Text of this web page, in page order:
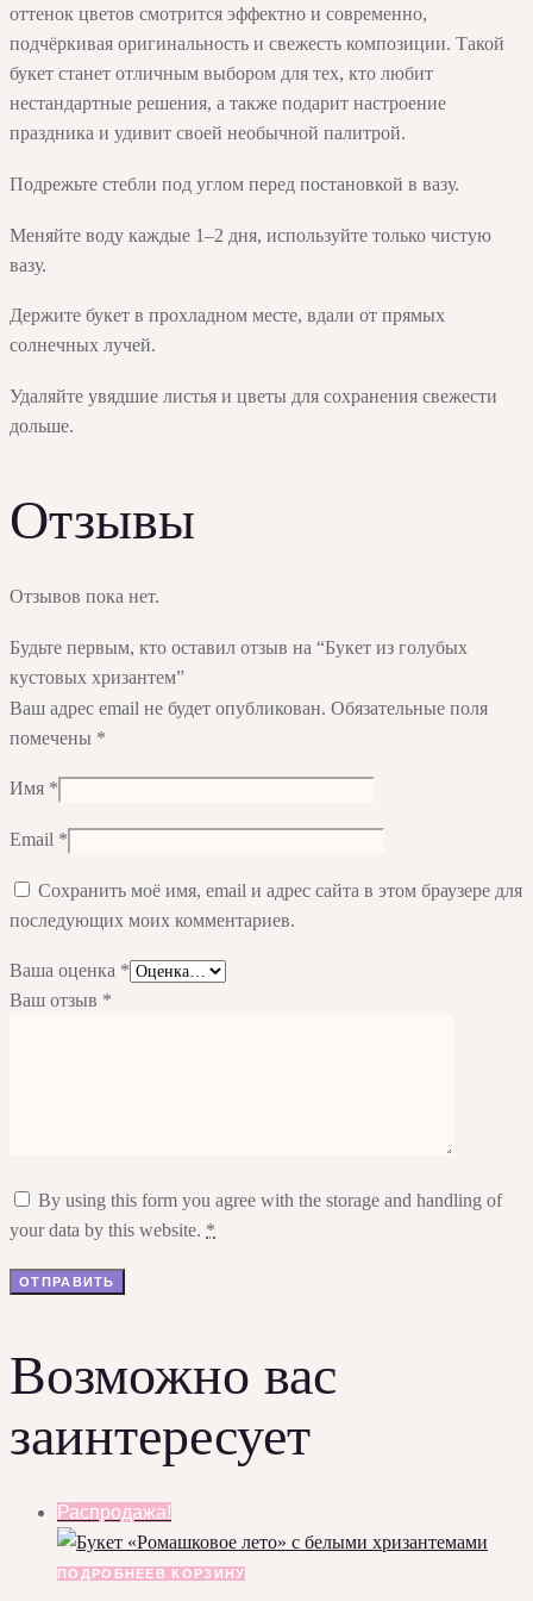
оттенок цветов смотрится эффектно и современно,
подчёркивая оригинальность и свежесть композиции. Такой
букет станет отличным выбором для тех, кто любит
нестандартные решения, а также подарит настроение
праздника и удивит своей необычной палитрой.
Подрежьте стебли под углом перед постановкой в вазу.
Меняйте воду каждые 1–2 дня, используйте только чистую
вазу.
Держите букет в прохладном месте, вдали от прямых
солнечных лучей.
Удаляйте увядшие листья и цветы для сохранения свежести
дольше.
Отзывы
Отзывов пока нет.
Будьте первым, кто оставил отзыв на “Букет из голубых
кустовых хризантем”
Ваш адрес email не будет опубликован. Обязательные поля
помечены *
Имя *
Email *
Сохранить моё имя, email и адрес сайта в этом браузере для
последующих моих комментариев.
Ваша оценка *
Ваш отзыв *
By using this form you agree with the storage and handling of
your data by this website. *
Возможно вас
заинтересует
Распродажа!
ПОДРОБНЕЕ В КОРЗИНУ